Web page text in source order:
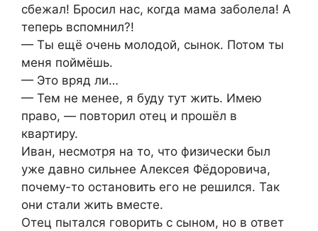
сбежал! Бросил нас, когда мама заболела! А
теперь вспомнил?!
— Ты ещё очень молодой, сынок. Потом ты
меня поймёшь.
— Это вряд ли…
— Тем не менее, я буду тут жить. Имею
право, — повторил отец и прошёл в
квартиру.
Иван, несмотря на то, что физически был
уже давно сильнее Алексея Фёдоровича,
почему-то остановить его не решился. Так
они стали жить вместе.
Отец пытался говорить с сыном, но в ответ